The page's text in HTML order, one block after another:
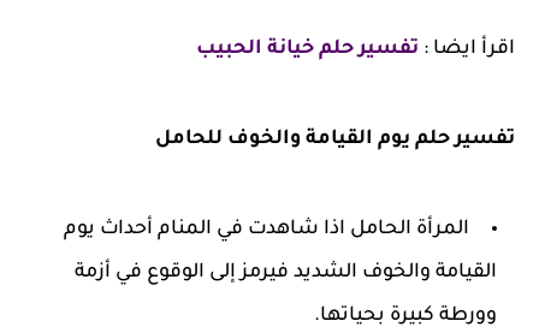
اقرأ ايضا : تفسير حلم خيانة الحبيب
تفسير حلم يوم القيامة والخوف للحامل
المرأة الحامل اذا شاهدت في المنام أحداث يوم
القيامة والخوف الشديد فيرمز إلى الوقوع في أزمة
وورطة كبيرة بحياتها.